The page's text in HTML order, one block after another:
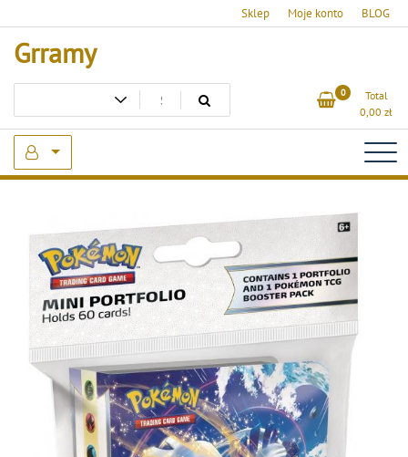
to
content
Sklep Moje konto BLOG
Grramy
0
Total
0,00 zł